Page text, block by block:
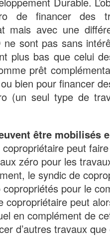
de financer des
mais avec une
sont pas sans
plus bas que celui
prêt
bien pour financer
(un seul type de
être mobilisés
peut
zéro pour les
le syndic de
pour le
peut
en complément de
d’autres travaux